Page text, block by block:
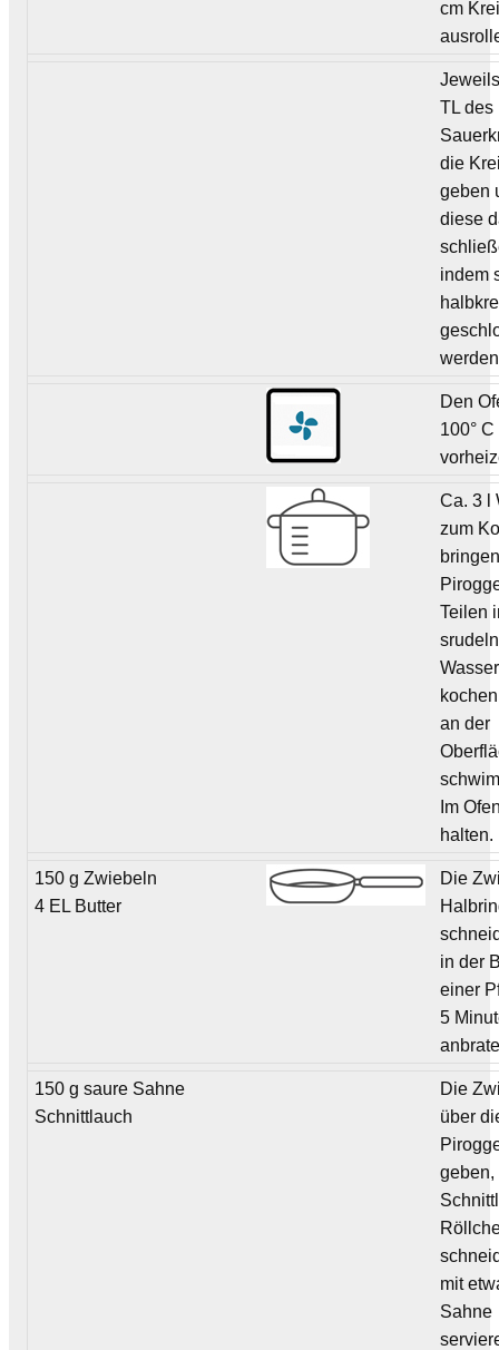
cm
TL des
die
geben
diese
indem
Den
100° C
Ca. 3 l
zum
Teilen
an der
Im
halten.
150 g Zwiebeln
4 EL Butter
Die
in der
einer
5
150 g saure Sahne
Schnittlauch
Die
über
geben,
mit
Sahne